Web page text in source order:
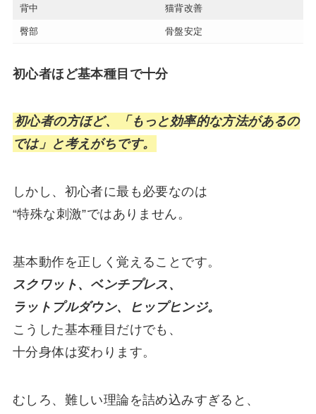
背中 猫背改善
臀部 骨盤安定
初心者ほど基本種目で十分
初心者の方ほど、「もっと効率的な方法があるの
では」と考えがちです。
しかし、初心者に最も必要なのは
“特殊な刺激”ではありません。
基本動作を正しく覚えることです。
スクワット、ベンチプレス、
ラットプルダウン、ヒップヒンジ。
こうした基本種目だけでも、
十分身体は変わります。
むしろ、難しい理論を詰め込みすぎると、